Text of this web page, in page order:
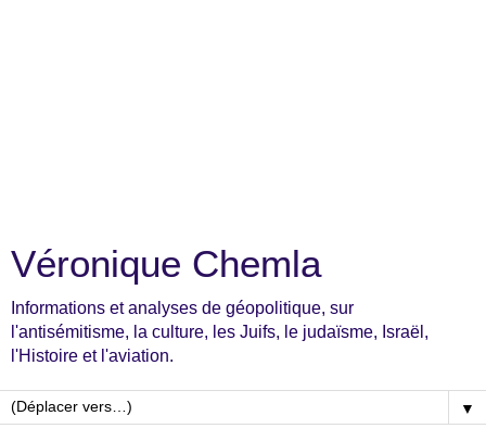
Véronique Chemla
Informations et analyses de géopolitique, sur
l'antisémitisme, la culture, les Juifs, le judaïsme, Israël,
l'Histoire et l'aviation.
▼